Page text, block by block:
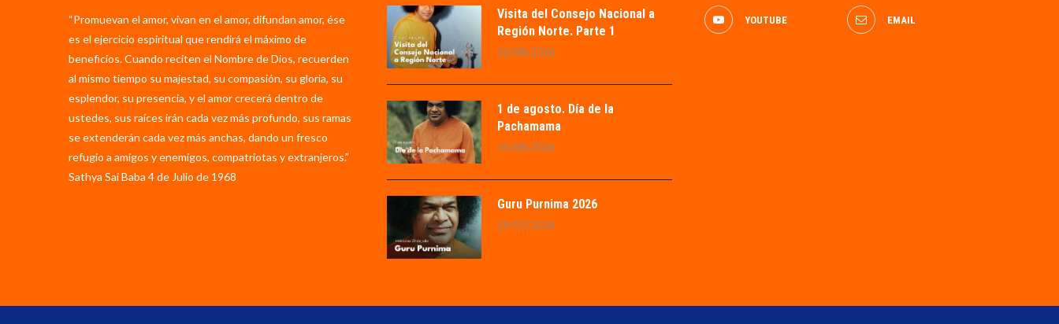
“Promuevan el amor, vivan en el amor, difundan amor, ése
es el ejercicio espiritual que rendirá el máximo de
beneficios. Cuando reciten el Nombre de Dios, recuerden
al mismo tiempo su majestad, su compasión, su gloria, su
esplendor, su presencia, y el amor crecerá dentro de
ustedes, sus raíces irán cada vez más profundo, sus ramas
se extenderán cada vez más anchas, dando un fresco
refugio a amigos y enemigos, compatriotas y extranjeros.”
Sathya Sai Baba 4 de Julio de 1968
Visita del Consejo Nacional a
Región Norte. Parte 1
02/08/2026
1 de agosto. Día de la
Pachamama
01/08/2026
Guru Purnima 2026
29/07/2026
YOUTUBE EMAIL